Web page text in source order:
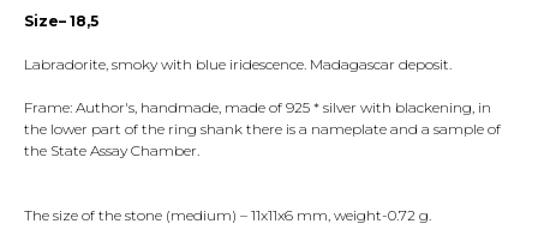
Size– 18,5
Labradorite, smoky with blue iridescence. Madagascar deposit.
Frame: Author's, handmade, made of 925 * silver with blackening, in
the lower part of the ring shank there is a nameplate and a sample of
the State Assay Chamber.
The size of the stone (medium) – 11x11x6 mm, weight-0.72 g.